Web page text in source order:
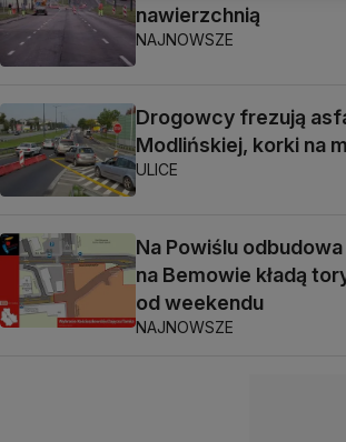
nawierzchnią
NAJNOWSZE
Drogowcy frezują
Modlińskiej, korki na
ULICE
Na Powiślu odbudowa
na Bemowie kładą
od weekendu
NAJNOWSZE